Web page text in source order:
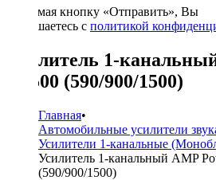
Нажимая кнопку «Отправить», Вы
соглашаетесь с политикой
Усилитель 1-
1.1500 (590/900/1500)
Главная•
Автомобильные усилители
Усилители 1-канальные
Усилитель 1-канальный AMP
(590/900/1500)